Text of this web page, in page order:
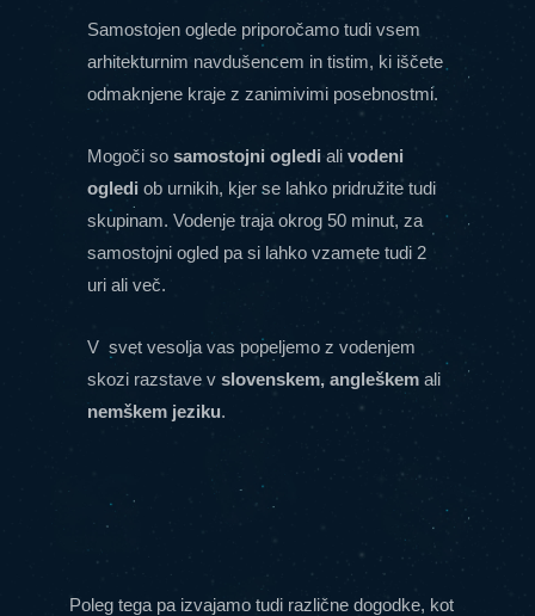
Samostojen oglede priporočamo tudi vsem
arhitekturnim navdušencem in tistim, ki iščete
odmaknjene kraje z zanimivimi posebnostmi.
Mogoči sosamostojni ogledi alivodeni
ogledi ob urnikih, kjer se lahko pridružite tudi
skupinam. Vodenje traja okrog 50 minut, za
samostojni ogled pa si lahko vzamete tudi 2
uri ali več.
V svet vesolja vas popeljemo z vodenjem
skozi razstave vslovenskem, angleškem ali
nemškem jeziku.
Poleg tega pa izvajamo tudi različne dogodke, kot